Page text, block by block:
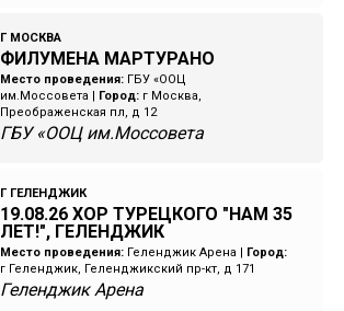
Г МОСКВА
ФИЛУМЕНА МАРТУРАНО
Место проведения: ГБУ «ООЦ
им.Моссовета
Город: г Москва,
Преображенская пл, д 12
ГБУ «ООЦ им.Моссовета
Г ГЕЛЕНДЖИК
19.08.26 ХОР ТУРЕЦКОГО "НАМ 35
ЛЕТ!", ГЕЛЕНДЖИК
Место проведения: Геленджик Арена
Город:
г Геленджик, Геленджикский пр-кт, д 171
Геленджик Арена